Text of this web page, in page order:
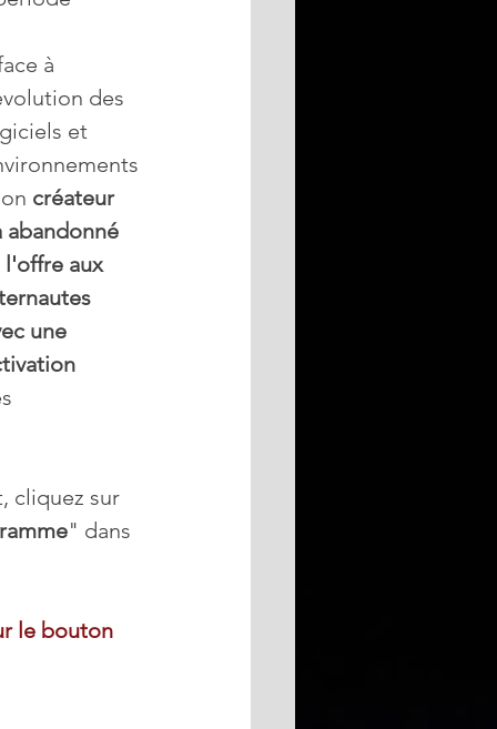
à
des
et
créateur
abandonné
l'offre aux
une
cliquez sur
" dans
le bouton